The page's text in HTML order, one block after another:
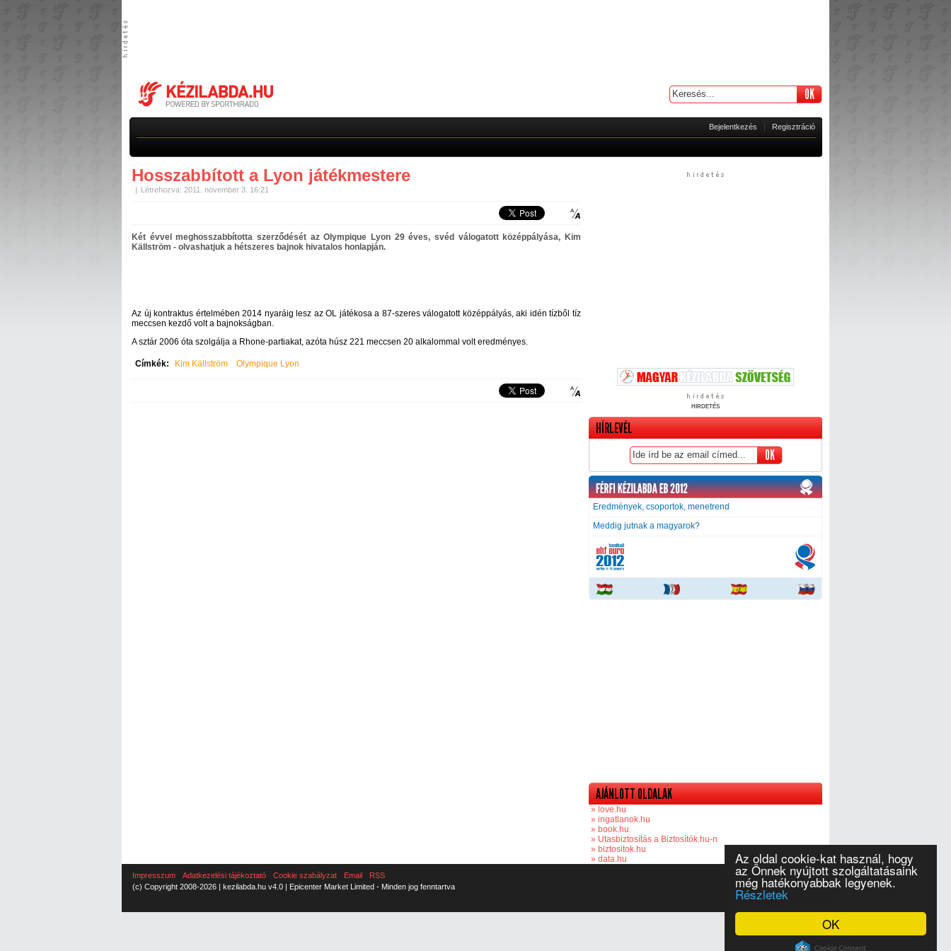
OK
Az oldal cookie-kat használ, hogy
az Önnek nyújtott szolgáltatásaink
még hatékonyabbak legyenek.
Részletek
Bejelentkezés Regisztráció
Hosszabbított a Lyon játékmestere
Létrehozva: 2011. november 3. 16:21
Két évvel meghosszabbította szerződését az Olympique Lyon 29 éves, svéd válogatott középpályása, Kim
Källström - olvashatjuk a hétszeres bajnok hivatalos honlapján.
Az új kontraktus értelmében 2014 nyaráig lesz az OL játékosa a 87-szeres válogatott középpályás, aki idén tízből tíz
meccsen kezdő volt a bajnokságban.
A sztár 2006 óta szolgálja a Rhone-partiakat, azóta húsz 221 meccsen 20 alkalommal volt eredményes.
Címkék: Kim Källström Olympique Lyon
HIRDETÉS
HÍRLEVÉL
Eredmények, csoportok, menetrend
Meddig jutnak a magyarok?
AJÁNLOTT OLDALAK
» love.hu
» ingatlanok.hu
» book.hu
» Utasbiztosítás a Biztosítók.hu-n
» biztositok.hu
» data.hu
Impresszum Adatkezelési tájékoztató Cookie szabályzat Email
RSS
(c) Copyright 2008-2026 | kezilabda.hu v4.0 | Epicenter Market Limited - Minden jog fenntartva